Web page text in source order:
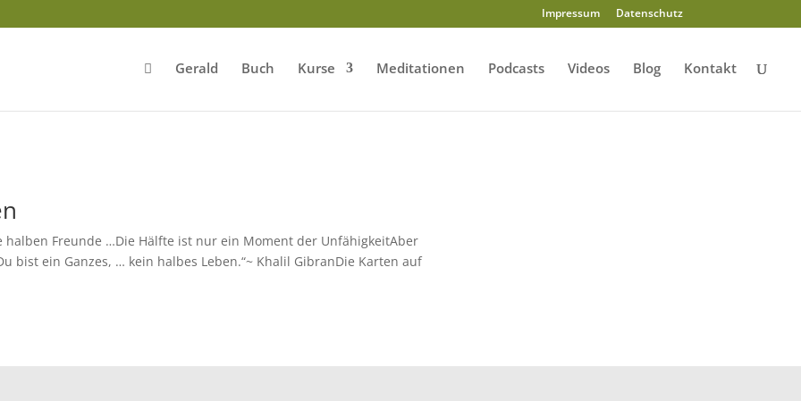
Impressum Datenschutz
Gerald Buch Kurse Meditationen Podcasts Videos Blog Kontakt
halben Freunde …Die Hälfte ist nur ein Moment der UnfähigkeitAber
bist ein Ganzes, … kein halbes Leben.“~ Khalil GibranDie Karten auf